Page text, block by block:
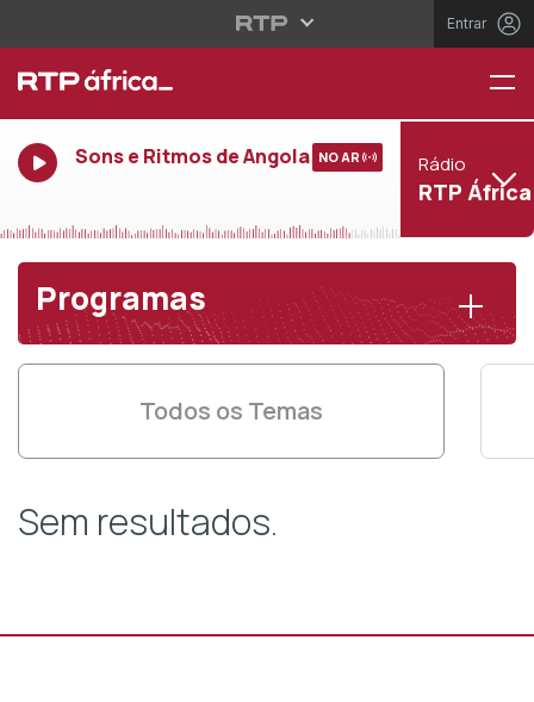
Entrar
Sons e Ritmos de Angola NO AR Rádio
RTP África
Programas
Todos os Temas
Sem resultados.